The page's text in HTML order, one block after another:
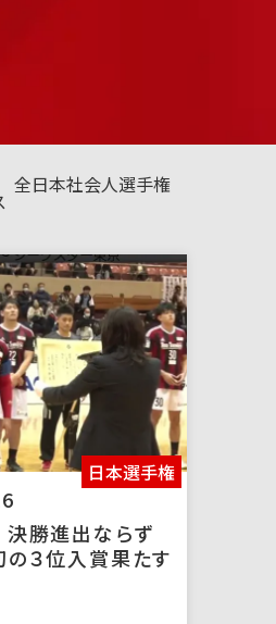
全日本社会人選手権
日本選手権
勝進出ならず
の３位入賞果たす